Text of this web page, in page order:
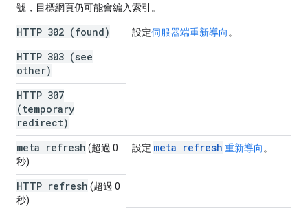
號，目標網頁仍可能會編入索引。
HTTP 302 (found) 設定伺服器端重新導向 。
HTTP 303 (see
other)
HTTP 307
(temporary
redirect)
meta refresh (超過 0
秒)
設定 meta refresh 重新導向 。
HTTP refresh (超過 0
秒)